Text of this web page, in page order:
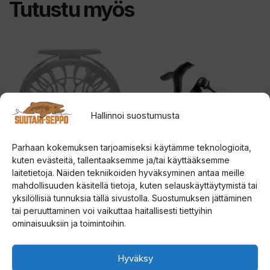
Hallinnoi suostumusta
Parhaan kokemuksen tarjoamiseksi käytämme teknologioita,
kuten evästeitä, tallentaaksemme ja/tai käyttääksemme
laitetietoja. Näiden tekniikoiden hyväksyminen antaa meille
mahdollisuuden käsitellä tietoja, kuten selauskäyttäytymistä tai
yksilöllisiä tunnuksia tällä sivustolla. Suostumuksen jättäminen
tai peruuttaminen voi vaikuttaa haitallisesti tiettyihin
ominaisuuksiin ja toimintoihin.
Hyväksy
Tutustu myös
Vision Predator
perhokela
5.00
5:stä
475,00€
Valitse vaihtoehdoista
tuotteella
useampi
muunnelma.
tehdä
valinnat
tuotteen
sivulla.
Penn Conflict II avokela
5.00
€
Valitse vaihtoehdoista
tuotteella
muunnelma.
tehdä
valinnat
tuotteen
sivulla.